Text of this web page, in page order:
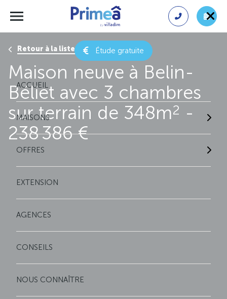
Étude gratuite
ACCUEIL
MAISONS
OFFRES
EXTENSION
AGENCES
CONSEILS
NOUS CONNAÎTRE
Retour à la liste des résultats
Maison neuve à Belin-
Béliet avec 3 chambres
sur terrain de 348m2 -
238 386 €